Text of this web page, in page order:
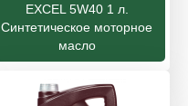
EXCEL 5W40 1 л.
Синтетическое моторное
масло